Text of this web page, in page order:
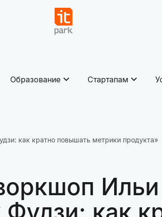
Образование Стартапам
как кратно повышать метрики продукта»